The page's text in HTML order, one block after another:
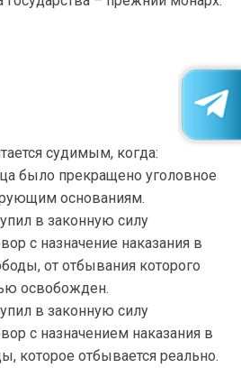
судимым, когда:
было прекращено уголовное
основаниям.
в законную силу
с назначение наказания в
от отбывания которого
освобожден.
в законную силу
с назначением наказания в
которое отбывается реально.